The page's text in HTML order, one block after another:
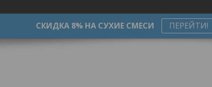
СКИДКА 8% НА СУХИЕ СМЕСИ ПЕРЕЙТИ!